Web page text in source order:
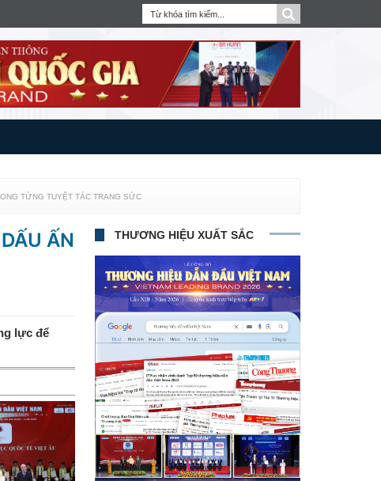
TỪNG TUYỆT TÁC TRANG SỨC
ẤN
lực để
THƯƠNG HIỆU XUẤT SẮC